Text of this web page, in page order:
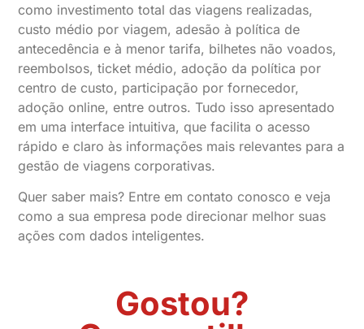
como investimento total das viagens realizadas,
custo médio por viagem, adesão à política de
antecedência e à menor tarifa, bilhetes não voados,
reembolsos, ticket médio, adoção da política por
centro de custo, participação por fornecedor,
adoção online, entre outros. Tudo isso apresentado
em uma interface intuitiva, que facilita o acesso
rápido e claro às informações mais relevantes para a
gestão de viagens corporativas.
Quer saber mais? Entre em contato conosco e veja
como a sua empresa pode direcionar melhor suas
ações com dados inteligentes.
Gostou?